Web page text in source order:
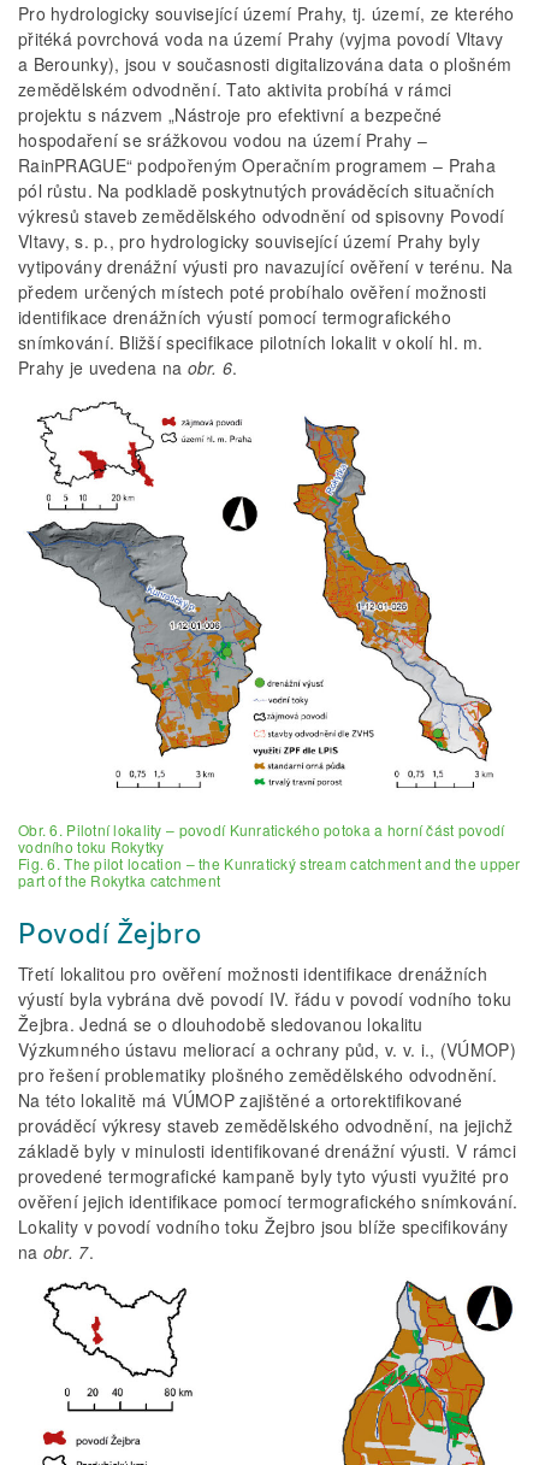
Pro hydrologicky související území Prahy, tj. území, ze kterého
přitéká povrchová voda na území Prahy (vyjma povodí Vltavy
a Berounky), jsou v současnosti digitalizována data o plošném
zemědělském odvodnění. Tato aktivita probíhá v rámci
projektu s názvem „Nástroje pro efektivní a bezpečné
hospodaření se srážkovou vodou na území Prahy –
RainPRAGUE“ podpořeným Operačním programem – Praha
pól růstu. Na podkladě poskytnutých prováděcích situačních
výkresů staveb zemědělského odvodnění od spisovny Povodí
Vltavy, s. p., pro hydrologicky související území Prahy byly
vytipovány drenážní výusti pro navazující ověření v terénu. Na
předem určených místech poté probíhalo ověření možnosti
identifikace drenážních výustí pomocí termografického
snímkování. Bližší specifikace pilotních lokalit v okolí hl. m.
Prahy je uvedena na obr. 6.
Obr. 6. Pilotní lokality – povodí Kunratického potoka a horní část povodí
vodního toku Rokytky
Fig. 6. The pilot location – the Kunratický stream catchment and the upper
part of the Rokytka catchment
Povodí Žejbro
Třetí lokalitou pro ověření možnosti identifikace drenážních
výustí byla vybrána dvě povodí IV. řádu v povodí vodního toku
Žejbra. Jedná se o dlouhodobě sledovanou lokalitu
Výzkumného ústavu meliorací a ochrany půd, v. v. i., (VÚMOP)
pro řešení problematiky plošného zemědělského odvodnění.
Na této lokalitě má VÚMOP zajištěné a ortorektifikované
prováděcí výkresy staveb zemědělského odvodnění, na jejichž
základě byly v minulosti identifikované drenážní výusti. V rámci
provedené termografické kampaně byly tyto výusti využité pro
ověření jejich identifikace pomocí termografického snímkování.
Lokality v povodí vodního toku Žejbro jsou blíže specifikovány
na obr. 7.